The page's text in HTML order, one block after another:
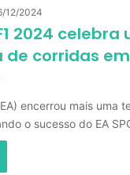
12/2024
F1 2024 celebra
corridas
encerrou mais uma
o sucesso do EA